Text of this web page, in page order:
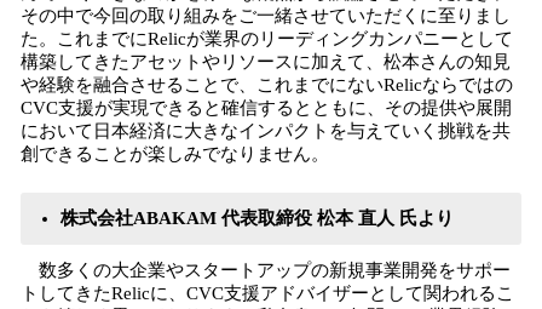
その中で今回の取り組みをご一緒させていただくに至りまし
た。これまでにRelicが業界のリーディングカンパニーとして
構築してきたアセットやリソースに加えて、松本さんの知見
や経験を融合させることで、これまでにないRelicならではの
CVC支援が実現できると確信するとともに、その提供や展開
において日本経済に大きなインパクトを与えていく挑戦を共
創できることが楽しみでなりません。
株式会社ABAKAM 代表取締役 松本 直人 氏より
数多くの大企業やスタートアップの新規事業開発をサポー
トしてきたRelicに、CVC支援アドバイザーとして関われるこ